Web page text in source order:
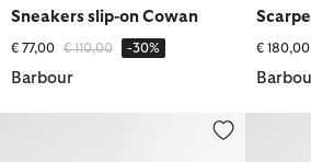
Sneakers slip-on Cowan
€ 77,00 Prezzo ridotto da
€ 110,00a -30%
Barbour
€ 180,00